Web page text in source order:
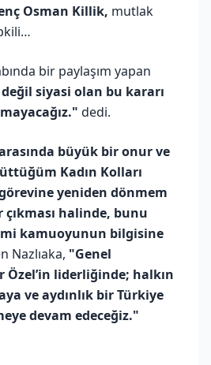
Osman Killik, mutlak
bir paylaşım yapan
siyasi olan bu kararı
dedi.
arasında büyük bir onur ve
Kadın Kolları
yeniden dönmem
halinde, bunu
kamuoyunun bilgisine
Nazlıaka, "Genel
Özel’in liderliğinde; halkın
ve aydınlık bir Türkiye
devam edeceğiz."